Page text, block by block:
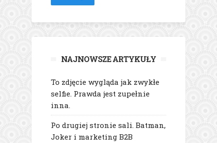
NAJNOWSZE ARTYKUŁY
To zdjęcie wygląda jak zwykłe
selfie. Prawda jest zupełnie
inna.
Po drugiej stronie sali. Batman,
Joker i marketing B2B